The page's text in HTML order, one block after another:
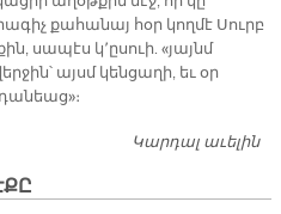
քահանայ հօր կողմէ Սուրբ
սապէս կ՚ըսուի. «յայնմ
այսմ կենցաղի, եւ օր
Կարդալ աւելին